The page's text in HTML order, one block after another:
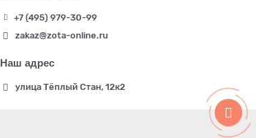
+7 (495) 979-30-99
zakaz@zota-online.ru
Наш адрес
улица Тёплый Стан, 12к2